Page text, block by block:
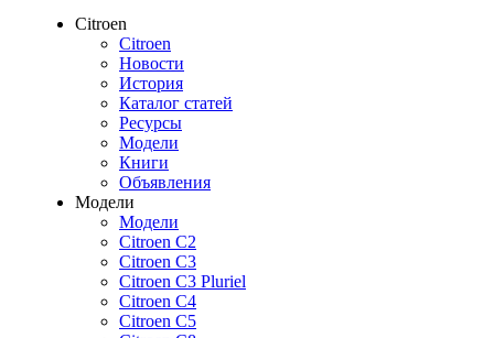
Citroen
Citroen
Новости
История
Каталог статей
Ресурсы
Модели
Книги
Объявления
Модели
Модели
Citroen C2
Citroen C3
Citroen C3 Pluriel
Citroen C4
Citroen C5